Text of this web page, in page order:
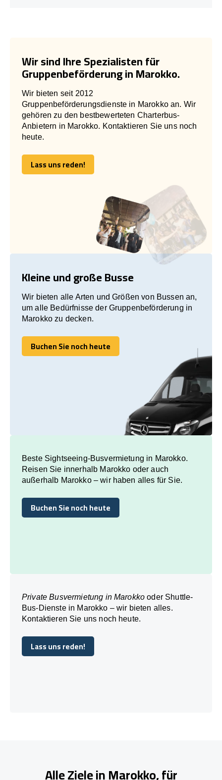
Wir sind Ihre Spezialisten für
Gruppenbeförderung in Marokko.
Wir bieten seit 2012
Gruppenbeförderungsdienste in Marokko an. Wir
gehören zu den bestbewerteten Charterbus-
Anbietern in Marokko. Kontaktieren Sie uns noch
heute.
Lass uns reden!
Lass uns reden!
Kleine und große Busse
Wir bieten alle Arten und Größen von Bussen an,
um alle Bedürfnisse der Gruppenbeförderung in
Marokko zu decken.
Buchen Sie noch heute
Buchen Sie noch heute
Beste Sightseeing-Busvermietung in Marokko.
Reisen Sie innerhalb Marokko oder auch
außerhalb Marokko – wir haben alles für Sie.
Buchen Sie noch heute
Buchen Sie noch heute
Private Busvermietung in Marokkooder Shuttle-
Bus-Dienste in Marokko – wir bieten alles.
Kontaktieren Sie uns noch heute.
Lass uns reden!
Lass uns reden!
Alle Ziele in Marokko, für